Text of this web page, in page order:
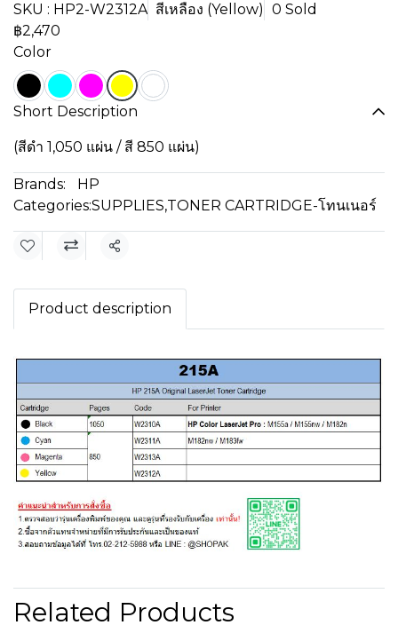
SKU : HP2-W2312A สีเหลือง (Yellow) 0 Sold
฿2,470
Color
Short Description
(สีดำ 1,050 แผ่น / สี 850 แผ่น)
Brands:
HP
Categories:SUPPLIES,TONER CARTRIDGE-โทนเนอร์
Share
Product description
Related Products